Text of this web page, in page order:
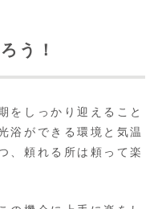
う！
をしっかり迎えること
浴ができる環境と気温
、頼れる所は頼って楽